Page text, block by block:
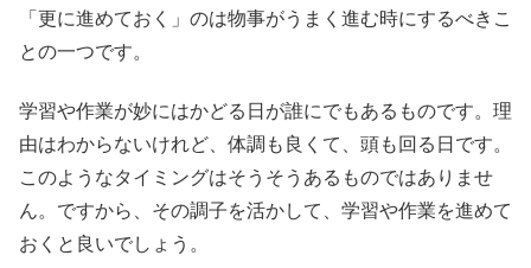
「更に進めておく」のは物事がうまく進む時にするべきこ
との一つです。
学習や作業が妙にはかどる日が誰にでもあるものです。理
由はわからないけれど、体調も良くて、頭も回る日です。
このようなタイミングはそうそうあるものではありませ
ん。ですから、その調子を活かして、学習や作業を進めて
おくと良いでしょう。